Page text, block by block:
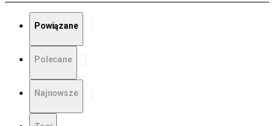
Powiązane
Polecane
Najnowsze